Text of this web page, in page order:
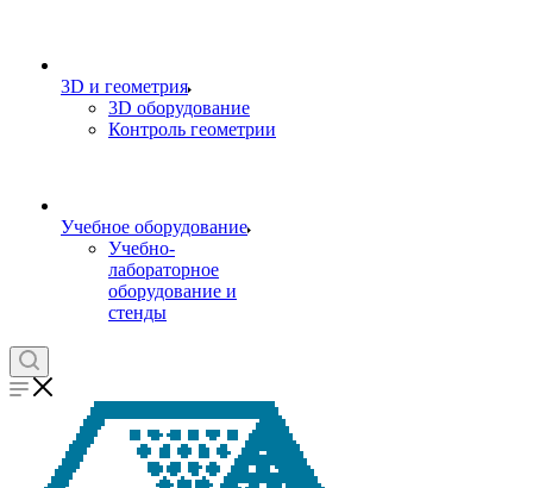
3D и геометрия
3D оборудование
Контроль геометрии
Учебное оборудование
Учебно-
лабораторное
оборудование и
стенды